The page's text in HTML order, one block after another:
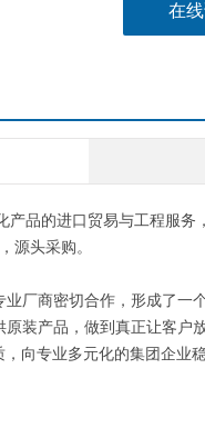
在
产品的进口贸易与工程服务
源头采购。
厂商密切合作，形成了一
装产品，做到真正让客户
向专业多元化的集团企业稳